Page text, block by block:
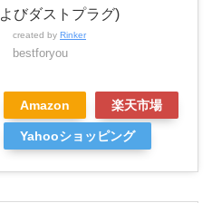
よびダストプラグ)
created by Rinker
bestforyou
Amazon 楽天市場
Yahooショッピング